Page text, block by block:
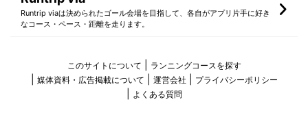
Runtrip viaは決められたゴール会場を目指して、各自がアプリ片手に好き
なコース・ペース・距離を走ります。
このサイトについて
ランニングコースを探す
媒体資料・広告掲載について
運営会社
プライバシーポリシー
よくある質問